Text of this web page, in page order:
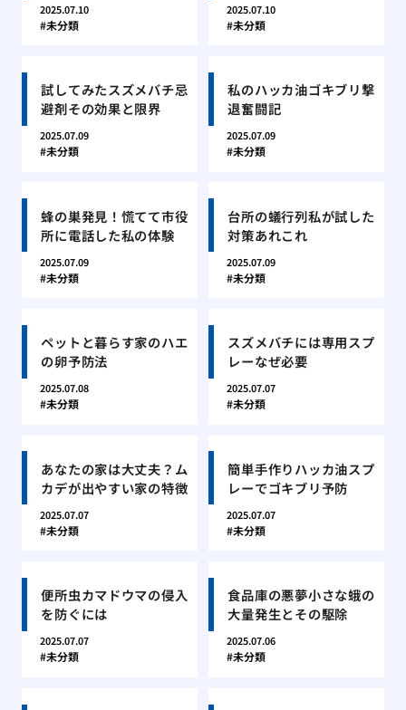
2025.07.10
未分類
2025.07.10
未分類
試してみたスズメバチ忌
避剤その効果と限界
2025.07.09
未分類
私のハッカ油ゴキブリ撃
退奮闘記
2025.07.09
未分類
蜂の巣発見！慌てて市役
所に電話した私の体験
2025.07.09
未分類
台所の蟻行列私が試した
対策あれこれ
2025.07.09
未分類
ペットと暮らす家のハエ
の卵予防法
2025.07.08
未分類
スズメバチには専用スプ
レーなぜ必要
2025.07.07
未分類
あなたの家は大丈夫？ム
カデが出やすい家の特徴
2025.07.07
未分類
簡単手作りハッカ油スプ
レーでゴキブリ予防
2025.07.07
未分類
便所虫カマドウマの侵入
を防ぐには
2025.07.07
未分類
食品庫の悪夢小さな蛾の
大量発生とその駆除
2025.07.06
未分類